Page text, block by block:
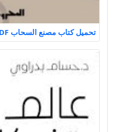
تحميل كتاب مصنع السحاب PDF حامد عبد الصمد مجانا